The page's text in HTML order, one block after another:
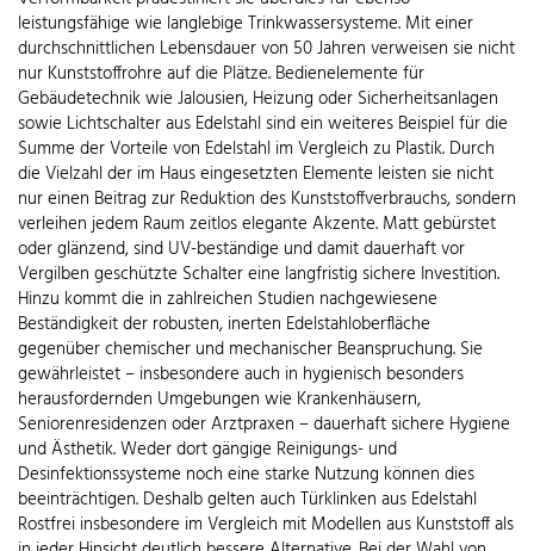
leistungsfähige wie langlebige Trinkwassersysteme. Mit einer
durchschnittlichen Lebensdauer von 50 Jahren verweisen sie nicht
nur Kunststoffrohre auf die Plätze. Bedienelemente für
Gebäudetechnik wie Jalousien, Heizung oder Sicherheitsanlagen
sowie Lichtschalter aus Edelstahl sind ein weiteres Beispiel für die
Summe der Vorteile von Edelstahl im Vergleich zu Plastik. Durch
die Vielzahl der im Haus eingesetzten Elemente leisten sie nicht
nur einen Beitrag zur Reduktion des Kunststoffverbrauchs, sondern
verleihen jedem Raum zeitlos elegante Akzente. Matt gebürstet
oder glänzend, sind UV-beständige und damit dauerhaft vor
Vergilben geschützte Schalter eine langfristig sichere Investition.
Hinzu kommt die in zahlreichen Studien nachgewiesene
Beständigkeit der robusten, inerten Edelstahloberfläche
gegenüber chemischer und mechanischer Beanspruchung. Sie
gewährleistet – insbesondere auch in hygienisch besonders
herausfordernden Umgebungen wie Krankenhäusern,
Seniorenresidenzen oder Arztpraxen – dauerhaft sichere Hygiene
und Ästhetik. Weder dort gängige Reinigungs- und
Desinfektionssysteme noch eine starke Nutzung können dies
beeinträchtigen. Deshalb gelten auch Türklinken aus Edelstahl
Rostfrei insbesondere im Vergleich mit Modellen aus Kunststoff als